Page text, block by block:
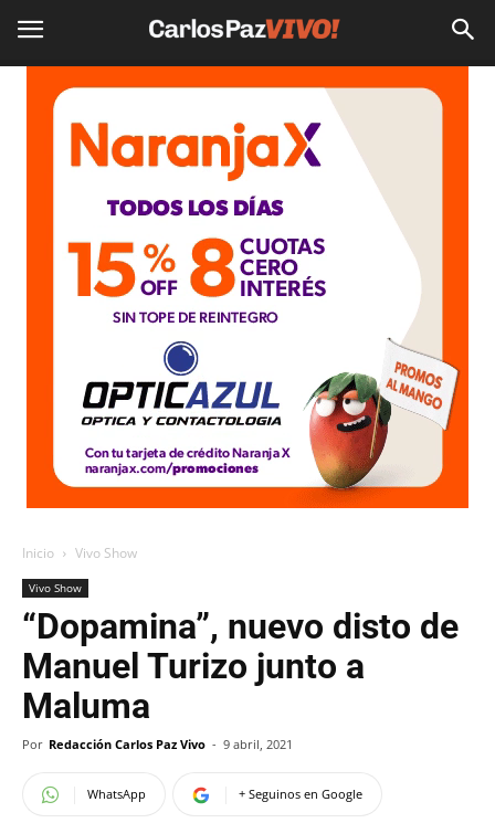
Inicio Vivo Show
Vivo Show
“Dopamina”, nuevo disto de
Manuel Turizo junto a
Maluma
Por Redacción Carlos Paz Vivo - 9 abril, 2021
WhatsApp + Seguinos en Google